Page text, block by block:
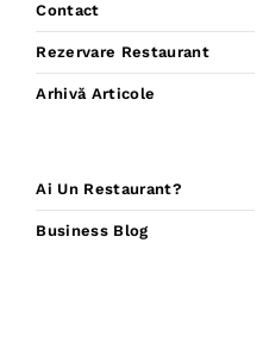
Contact
Rezervare Restaurant
Arhivă Articole
Ai Un Restaurant?
Business Blog